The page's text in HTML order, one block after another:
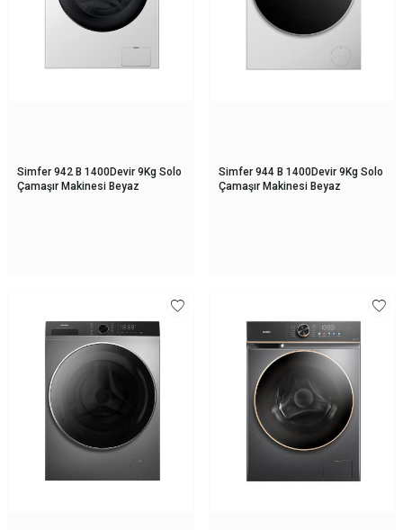
Simfer 942 B 1400Devir 9Kg Solo
Çamaşır Makinesi Beyaz
Simfer 944 B 1400Devir 9Kg Solo
Çamaşır Makinesi Beyaz